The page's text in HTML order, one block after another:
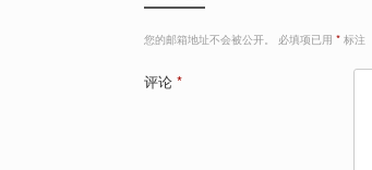
您的邮箱地址不会被公开。 必填项已用 * 标注
评论 *